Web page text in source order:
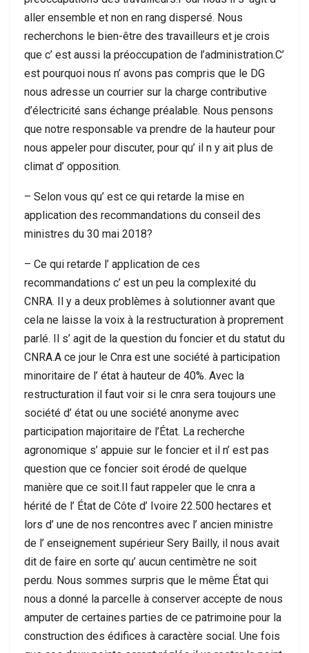
aller ensemble et non en rang dispersé. Nous
recherchons le bien-être des travailleurs et je crois
que c’ est aussi la préoccupation de l’administration.C’
est pourquoi nous n’ avons pas compris que le DG
nous adresse un courrier sur la charge contributive
d’électricité sans échange préalable. Nous pensons
que notre responsable va prendre de la hauteur pour
nous appeler pour discuter, pour qu’ il n y ait plus de
climat d’ opposition.
– Selon vous qu’ est ce qui retarde la mise en
application des recommandations du conseil des
ministres du 30 mai 2018?
– Ce qui retarde l’ application de ces
recommandations c’ est un peu la complexité du
CNRA. Il y a deux problèmes à solutionner avant que
cela ne laisse la voix à la restructuration à proprement
parlé. Il s’ agit de la question du foncier et du statut du
CNRA.A ce jour le Cnra est une société à participation
minoritaire de l’ état à hauteur de 40%. Avec la
restructuration il faut voir si le cnra sera toujours une
société d’ état ou une société anonyme avec
participation majoritaire de l’État. La recherche
agronomique s’ appuie sur le foncier et il n’ est pas
question que ce foncier soit érodé de quelque
manière que ce soit.Il faut rappeler que le cnra a
hérité de l’ État de Côte d’ Ivoire 22.500 hectares et
lors d’ une de nos rencontres avec l’ ancien ministre
de l’ enseignement supérieur Sery Bailly, il nous avait
dit de faire en sorte qu’ aucun centimètre ne soit
perdu. Nous sommes surpris que le même État qui
nous a donné la parcelle à conserver accepte de nous
amputer de certaines parties de ce patrimoine pour la
construction des édifices à caractère social. Une fois